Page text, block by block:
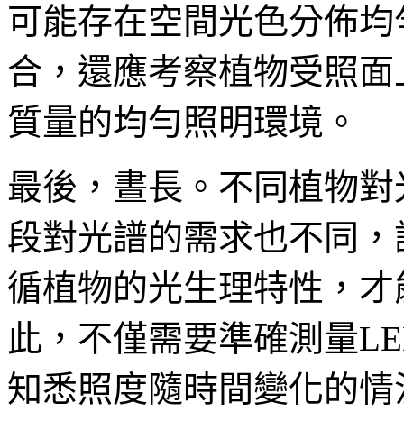
可能存在空間光色分佈
合，還應考察植物受照
質量的均勻照明環境。
最後，晝長。不同植物
段對光譜的需求也不同
循植物的光生理特性，
此，不僅需要準確測量
知悉照度隨時間變化的情